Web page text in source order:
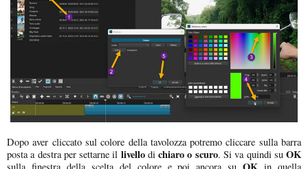
Dopo aver cliccato sul colore della tavolozza potremo cliccare sulla barra
posta a destra per settarne il livello dichiaro o scuro. Si va quindi suOK